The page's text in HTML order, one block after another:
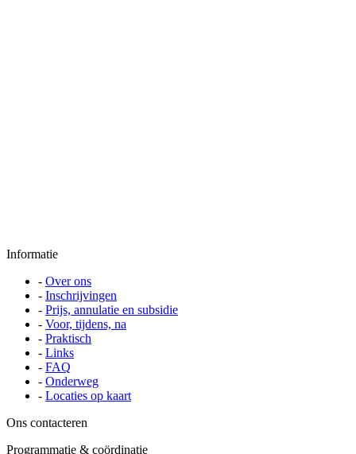
Informatie
- Over ons
- Inschrijvingen
- Prijs, annulatie en subsidie
- Voor, tijdens, na
- Praktisch
- Links
- FAQ
- Onderweg
- Locaties op kaart
Ons contacteren
Programmatie & coördinatie